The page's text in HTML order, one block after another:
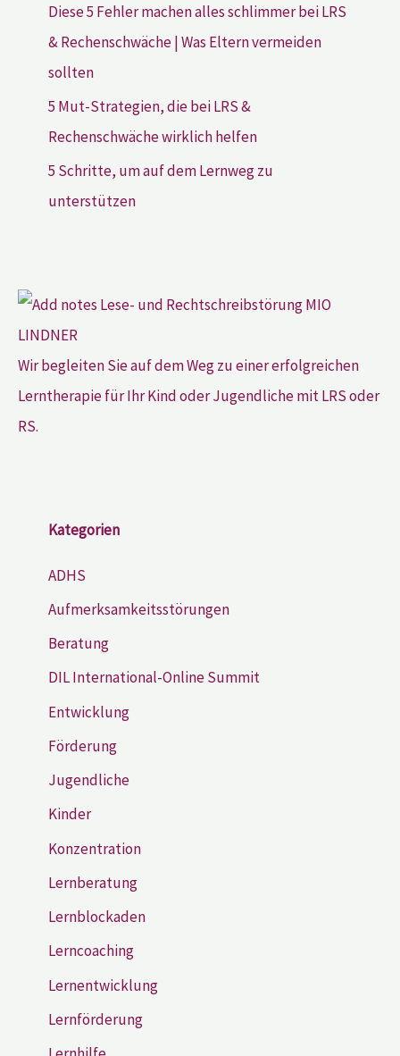
Diese 5 Fehler machen alles schlimmer bei LRS
& Rechenschwäche | Was Eltern vermeiden
sollten
5 Mut-Strategien, die bei LRS &
Rechenschwäche wirklich helfen
5 Schritte, um auf dem Lernweg zu
unterstützen
Wir begleiten Sie auf dem Weg zu einer erfolgreichen
Lerntherapie für Ihr Kind oder Jugendliche mit LRS oder
RS.
Kategorien
ADHS
Aufmerksamkeitsstörungen
Beratung
DIL International-Online Summit
Entwicklung
Förderung
Jugendliche
Kinder
Konzentration
Lernberatung
Lernblockaden
Lerncoaching
Lernentwicklung
Lernförderung